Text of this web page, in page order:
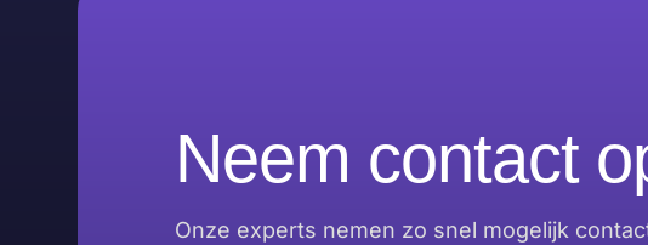
Neem contact
Onze experts nemen zo snel mogelijk